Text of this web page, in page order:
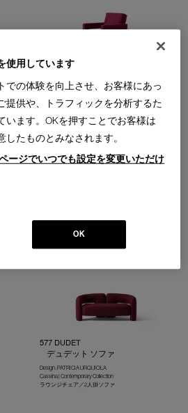
637 UTRECHT LIMITED EDITION
ユトレヒト ラウンジチェア
Design : GERRIT THOMAS RIETVELD
Cassina | I Maestri Collection
Cassina | Contemporary Collection
577 DUDET
デュデット ソファ
Design : PATRICIA URQUIOLA
Cassina | Contemporary Collection
ラウンジチェア／2人掛ソファ
使用しています
での体験を向上させ、お客様にあっ
提供や、トラフィックを分析するた
います。OKを押すことでお客様は
たものとみなされます。
ージでいつでも設定を変更いただけ
OK